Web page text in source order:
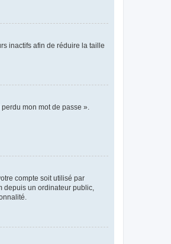
inactifs afin de réduire la taille
mon mot de passe ».
compte soit utilisé par
depuis un ordinateur public,